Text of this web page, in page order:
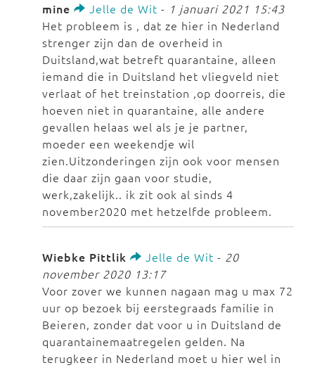
mine Jelle de Wit - 1 januari 2021 15:43
Het probleem is , dat ze hier in Nederland
strenger zijn dan de overheid in
Duitsland,wat betreft quarantaine, alleen
iemand die in Duitsland het vliegveld niet
verlaat of het treinstation ,op doorreis, die
hoeven niet in quarantaine, alle andere
gevallen helaas wel als je je partner,
moeder een weekendje wil
zien.Uitzonderingen zijn ook voor mensen
die daar zijn gaan voor studie,
werk,zakelijk.. ik zit ook al sinds 4
november2020 met hetzelfde probleem.
Wiebke Pittlik Jelle de Wit - 20
november 2020 13:17
Voor zover we kunnen nagaan mag u max 72
uur op bezoek bij eerstegraads familie in
Beieren, zonder dat voor u in Duitsland de
quarantainemaatregelen gelden. Na
terugkeer in Nederland moet u hier wel in